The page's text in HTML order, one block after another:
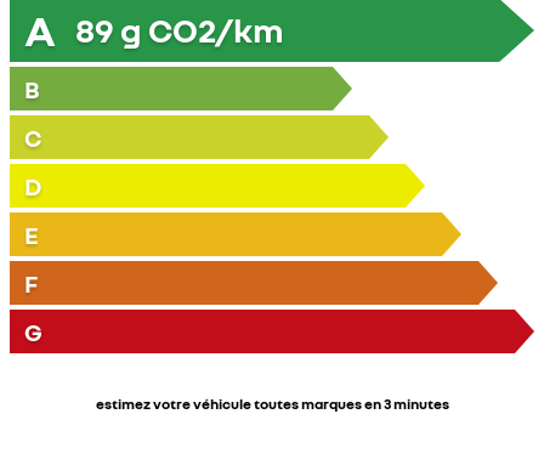
A 89 g CO2/km
B
C
D
E
F
G
estimez votre véhicule toutes marques en 3 minutes